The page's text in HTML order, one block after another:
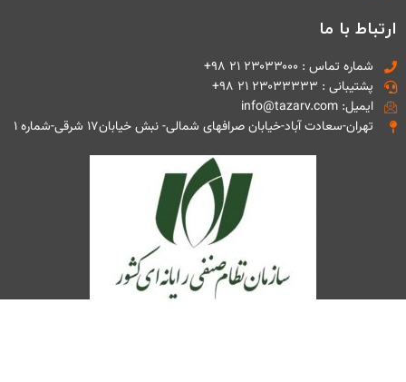
ارتباط با ما
شماره تماس : ۲۳۰۳۳۰۰۰ ۲۱ ۹۸+
پشتیبانی : ۲۳۰۳۳۳۳۳ ۲۱ ۹۸+
ایمیل: info@tazarv.com
تهران-سعادت آباد-خیابان صرافهای شمالی- نبش خیابان۱۷ شرقی-شماره ۱